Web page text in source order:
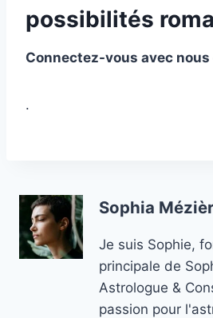
possibilités
Connectez-vous avec
.
Sophia
Je suis Sophie,
principale de
Astrologue &
passion pour